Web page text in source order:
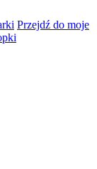
Przejdź do moje